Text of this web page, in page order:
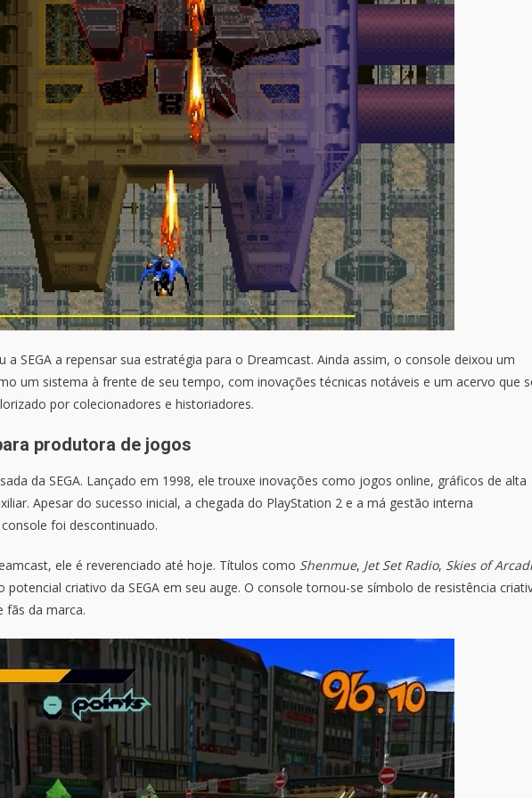
SEGA a repensar sua estratégia para o Dreamcast. Ainda assim, o console deixou um
um sistema à frente de seu tempo, com inovações técnicas notáveis e um acervo que
por colecionadores e historiadores.
produtora de jogos
da SEGA. Lançado em 1998, ele trouxe inovações como jogos online, gráficos de alta
Apesar do sucesso inicial, a chegada do PlayStation 2 e a má gestão interna
foi descontinuado.
ele é reverenciado até hoje. Títulos como Shenmue, Jet Set Radio, Skies of
criativo da SEGA em seu auge. O console tornou-se símbolo de resistência
fãs da marca.